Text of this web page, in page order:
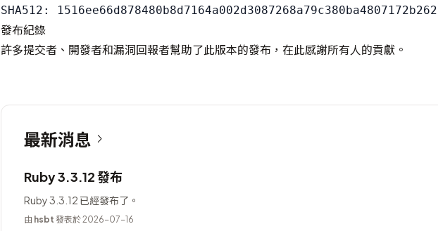
發布紀錄
許多提交者、開發者和漏洞回報者幫助了此版本的發布，在此感謝所有人的貢獻。
最新消息
Ruby 3.3.12 發布
Ruby 3.3.12 已經發布了。
由 hsbt 發表於 2026-07-16